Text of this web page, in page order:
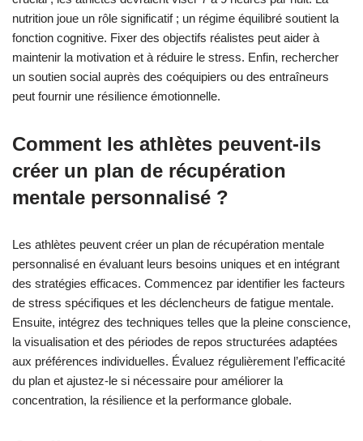
nutrition joue un rôle significatif ; un régime équilibré soutient la
fonction cognitive. Fixer des objectifs réalistes peut aider à
maintenir la motivation et à réduire le stress. Enfin, rechercher
un soutien social auprès des coéquipiers ou des entraîneurs
peut fournir une résilience émotionnelle.
Comment les athlètes peuvent-ils
créer un plan de récupération
mentale personnalisé ?
Les athlètes peuvent créer un plan de récupération mentale
personnalisé en évaluant leurs besoins uniques et en intégrant
des stratégies efficaces. Commencez par identifier les facteurs
de stress spécifiques et les déclencheurs de fatigue mentale.
Ensuite, intégrez des techniques telles que la pleine conscience,
la visualisation et des périodes de repos structurées adaptées
aux préférences individuelles. Évaluez régulièrement l’efficacité
du plan et ajustez-le si nécessaire pour améliorer la
concentration, la résilience et la performance globale.